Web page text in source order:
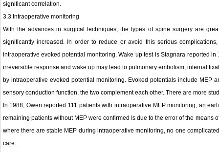
significant correlation.
3.3 Intraoperative monitoring
With the advances in surgical techniques, the types of spine surgery are
significantly increased. In order to reduce or avoid this serious
intraoperative evoked potential monitoring. Wake up test is Stagnara reported
irreversible response and wake up may lead to pulmonary embolism, internal
by intraoperative evoked potential monitoring. Evoked potentials include MEP
sensory conduction function, the two complement each other. There are more
In 1988, Owen reported 111 patients with intraoperative MEP monitoring, an
remaining patients without MEP were confirmed Is due to the error of the
where there are stable MEP during intraoperative monitoring, no one
care.